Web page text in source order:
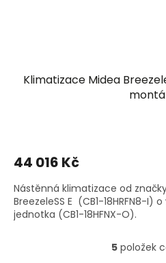
Klimatizace Midea
44 016 Kč
Nástěnná klimatizace od
BreezeleSS E (CB1-18HRFN8-I)
jednotka (CB1-18HFNX-O).
O
5 položek